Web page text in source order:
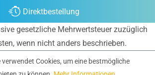
Direktbestellung
gesetzliche Mehrwertsteuer zuzüglich
, wenn nicht anders beschrieben.
verwendet Cookies, um eine bestmögliche